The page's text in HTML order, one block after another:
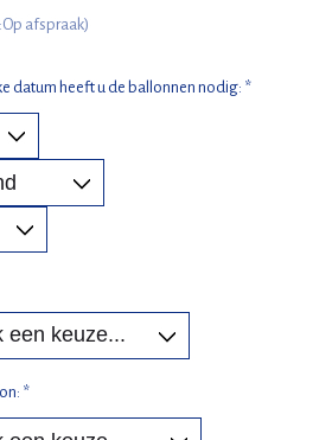
afspraak)
datum heeft u de ballonnen nodig: *
*